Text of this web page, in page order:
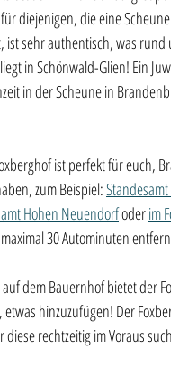
diejenigen, die eine
sehr authentisch, was
in Schönwald-Glien! Ein
in der Scheune in
ist perfekt für euch,
zum Beispiel:
Hohen Neuendorf oder im
30 Autominuten
dem Bauernhof bietet der
hinzuzufügen! Der
rechtzeitig im Voraus